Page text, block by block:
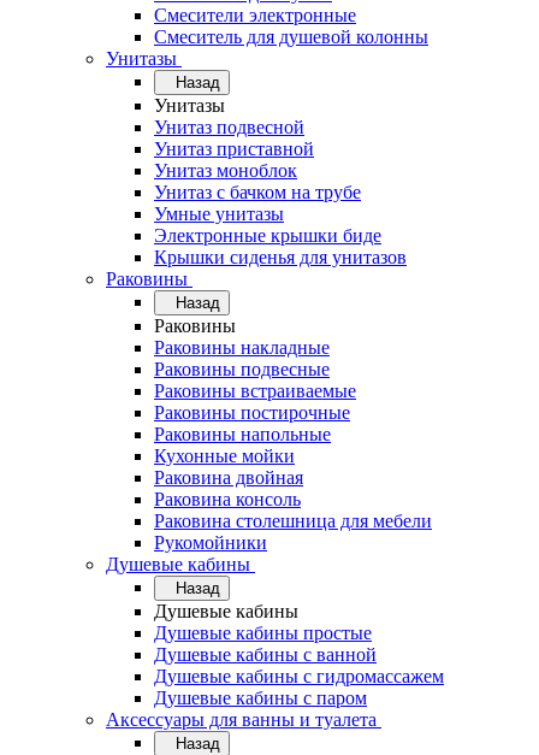
Смесители электронные
Смеситель для душевой колонны
Унитазы
Назад
Унитазы
Унитаз подвесной
Унитаз приставной
Унитаз моноблок
Унитаз с бачком на трубе
Умные унитазы
Электронные крышки биде
Крышки сиденья для унитазов
Раковины
Назад
Раковины
Раковины накладные
Раковины подвесные
Раковины встраиваемые
Раковины постирочные
Раковины напольные
Кухонные мойки
Раковина двойная
Раковина консоль
Раковина столешница для мебели
Рукомойники
Душевые кабины
Назад
Душевые кабины
Душевые кабины простые
Душевые кабины с ванной
Душевые кабины с гидромассажем
Душевые кабины с паром
Аксессуары для ванны и туалета
Назад